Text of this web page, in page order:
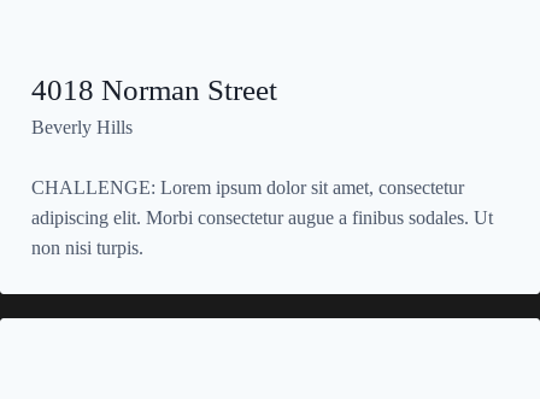
4018 Norman Street
Beverly Hills
CHALLENGE: Lorem ipsum dolor sit amet, consectetur
adipiscing elit. Morbi consectetur augue a finibus sodales. Ut
non nisi turpis.